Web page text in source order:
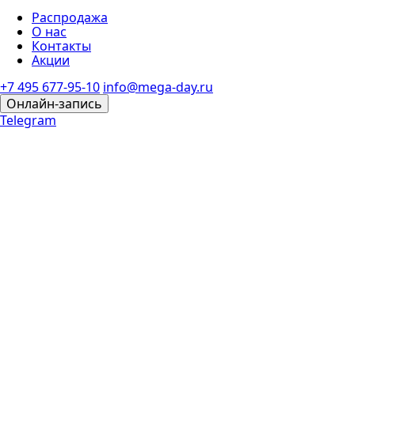
Распродажа
О нас
Контакты
Акции
+7 495 677-95-10 info@mega-day.ru
Онлайн-запись
Telegram